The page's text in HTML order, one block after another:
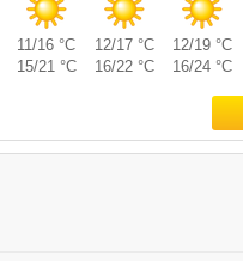
11/16 °C 12/17 °C 12/19 °C
15/21 °C 16/22 °C 16/24 °C